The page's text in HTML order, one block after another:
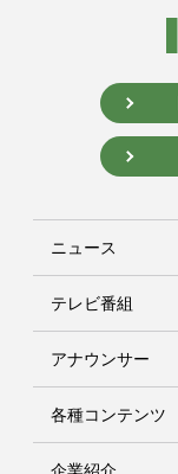
ニュース
テレビ番組
アナウンサー
各種コンテンツ
企業紹介